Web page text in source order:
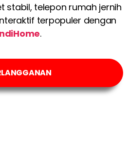
stabil, telepon rumah jernih
terpopuler dengan
.